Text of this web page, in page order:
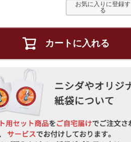
お気に入りに登録す
る
カートに入れる